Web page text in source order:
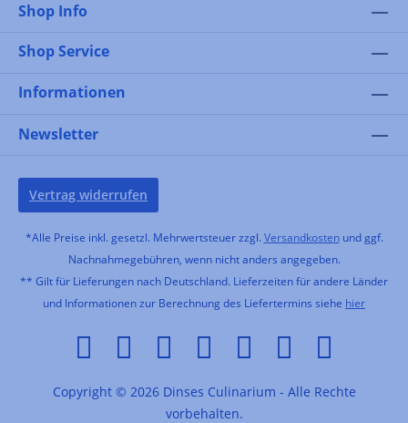
Shop Info
Shop Service
Informationen
Newsletter
Vertrag widerrufen
*Alle Preise inkl. gesetzl. Mehrwertsteuer zzgl. Versandkostenund ggf.
Nachnahmegebühren, wenn nicht anders angegeben.
** Gilt für Lieferungen nach Deutschland. Lieferzeiten für andere Länder
und Informationen zur Berechnung des Liefertermins siehe hier
Copyright © 2026 Dinses Culinarium - Alle Rechte
vorbehalten.